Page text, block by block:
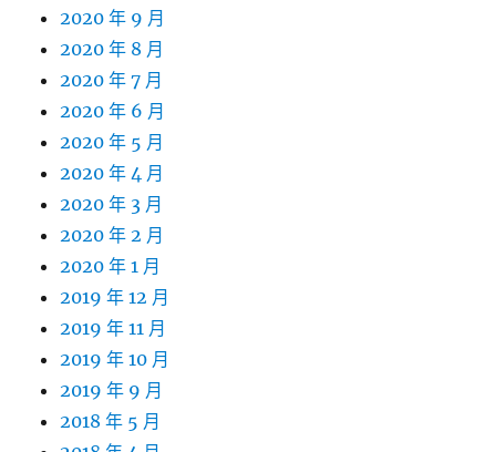
2020 年 9 月
2020 年 8 月
2020 年 7 月
2020 年 6 月
2020 年 5 月
2020 年 4 月
2020 年 3 月
2020 年 2 月
2020 年 1 月
2019 年 12 月
2019 年 11 月
2019 年 10 月
2019 年 9 月
2018 年 5 月